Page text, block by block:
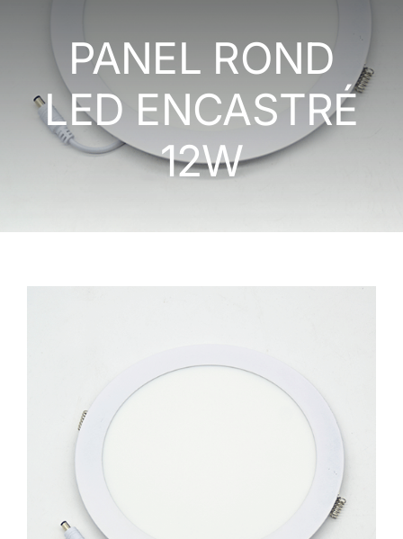
APPAREILLAGE ÉLECTRIQUE
NOS MONTAGES
PANEL ROND
LED ENCASTRÉ
12W